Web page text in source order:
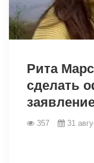
Рита
сделать
357 31